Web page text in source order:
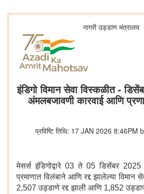
नागरी उड्डाण मंत्रालय
इंडिगो विमान सेवा विस्कळीत -
अंमलबजावणी कारवाई आणि
प्रविष्टि तिथि: 17 JAN 2026
मेसर्स इंडिगोद्वारे 03 ते 05 डिसेंबर 2025
प्रमाणात विलंबाने आणि रद्द झालेल्या विमान
2,507 उड्डाणे रद्द झाली आणि 1,852